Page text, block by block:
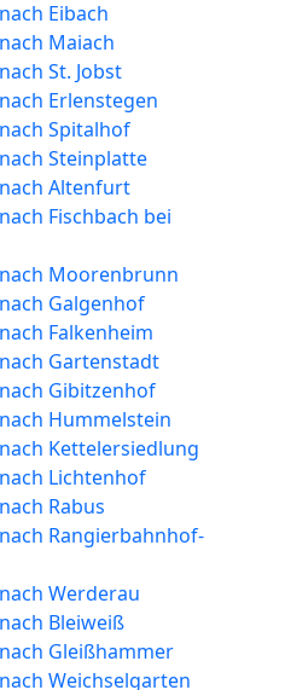
Eibach
Maiach
St. Jobst
Erlenstegen
Spitalhof
Steinplatte
Altenfurt
Fischbach bei
Moorenbrunn
Galgenhof
Falkenheim
Gartenstadt
Gibitzenhof
Hummelstein
Kettelersiedlung
Lichtenhof
Rabus
Rangierbahnhof-
Werderau
Bleiweiß
Gleißhammer
Weichselgarten